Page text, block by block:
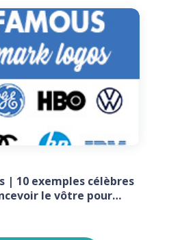
| 10 exemples célèbres
le vôtre pour